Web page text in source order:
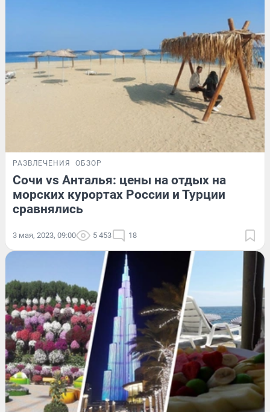
РАЗВЛЕЧЕНИЯ ОБЗОР
Сочи vs Анталья: цены на отдых на
морских курортах России и Турции
сравнялись
3 мая, 2023, 09:00 5 453 18